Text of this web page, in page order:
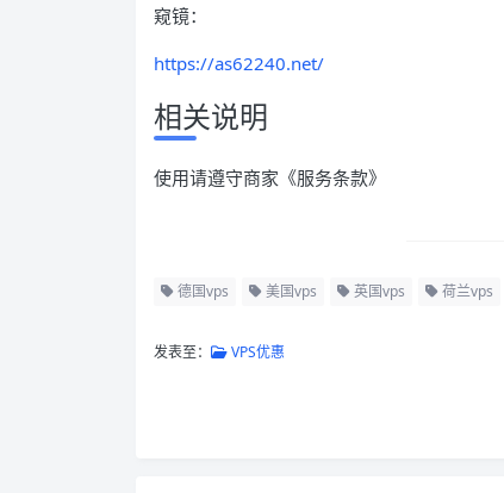
窥镜：
https://as62240.net/
相关说明
使用请遵守商家《服务条款》
德国vps 美国vps 英国vps 荷兰vps
发表至： VPS优惠